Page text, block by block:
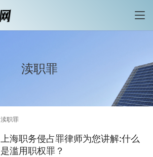
渎职罪
渎职罪
上海职务侵占罪律师为您讲解:什么
是滥用职权罪？